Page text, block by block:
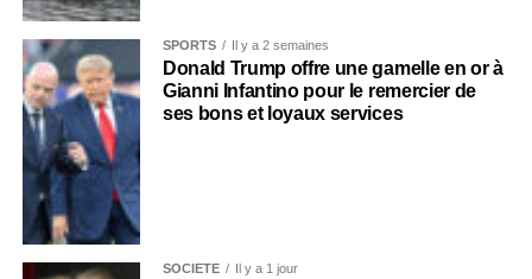
SPORTS Il y a 2 semaines
Donald Trump offre une gamelle en or à
Gianni Infantino pour le remercier de
ses bons et loyaux services
SOCIÉTÉ Il y a 1 jour